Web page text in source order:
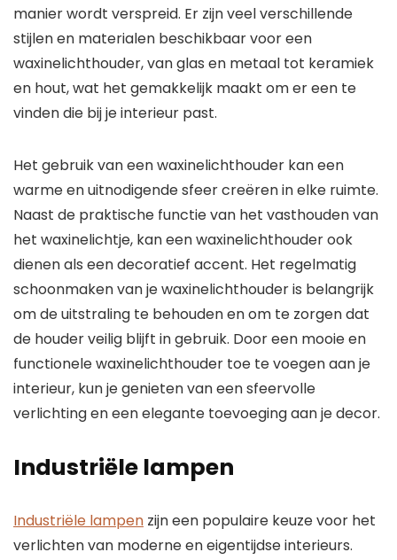
manier wordt verspreid. Er zijn veel verschillende
stijlen en materialen beschikbaar voor een
waxinelichthouder, van glas en metaal tot keramiek
en hout, wat het gemakkelijk maakt om er een te
vinden die bij je interieur past.
Het gebruik van een waxinelichthouder kan een
warme en uitnodigende sfeer creëren in elke ruimte.
Naast de praktische functie van het vasthouden van
het waxinelichtje, kan een waxinelichthouder ook
dienen als een decoratief accent. Het regelmatig
schoonmaken van je waxinelichthouder is belangrijk
om de uitstraling te behouden en om te zorgen dat
de houder veilig blijft in gebruik. Door een mooie en
functionele waxinelichthouder toe te voegen aan je
interieur, kun je genieten van een sfeervolle
verlichting en een elegante toevoeging aan je decor.
Industriële lampen
Industriële lampen zijn een populaire keuze voor het
verlichten van moderne en eigentijdse interieurs.